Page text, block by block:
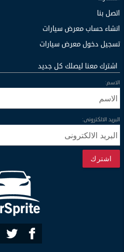
اتصل بنا
انشاء حساب معرض سيارات
تسجيل دخول معرض سيارات
اشترك معنا ليصلك كل جديد
الاسم:
البريد الالكترونى:
اشترك